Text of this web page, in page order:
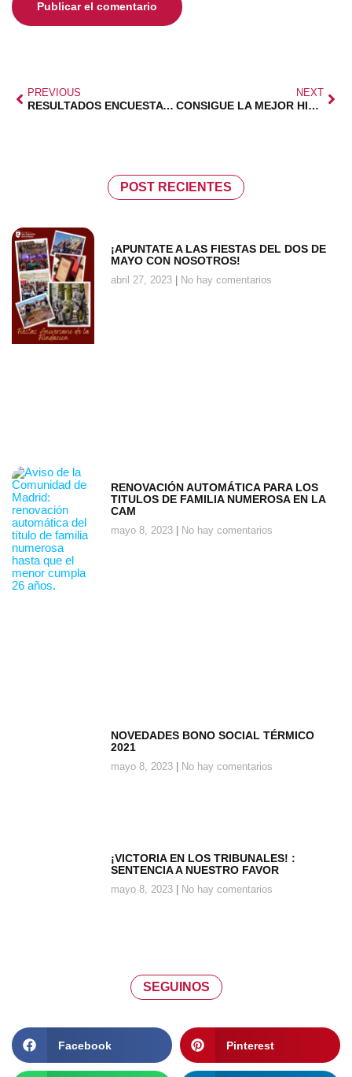
PREVIOUS
RESULTADOS ENCUESTA NACIONAL FAMILIAS NUMEROSAS
NEXT
CONSIGUE LA MEJOR HIPOTECA CON GIBOBS
POST RECIENTES
¡APUNTATE A LAS FIESTAS DEL DOS DE
MAYO CON NOSOTROS!
abril 27, 2023 No hay comentarios
RENOVACIÓN AUTOMÁTICA PARA LOS
TITULOS DE FAMILIA NUMEROSA EN LA
CAM
mayo 8, 2023 No hay comentarios
NOVEDADES BONO SOCIAL TÉRMICO
2021
mayo 8, 2023 No hay comentarios
¡VICTORIA EN LOS TRIBUNALES! :
SENTENCIA A NUESTRO FAVOR
mayo 8, 2023 No hay comentarios
SEGUINOS
Facebook Pinterest